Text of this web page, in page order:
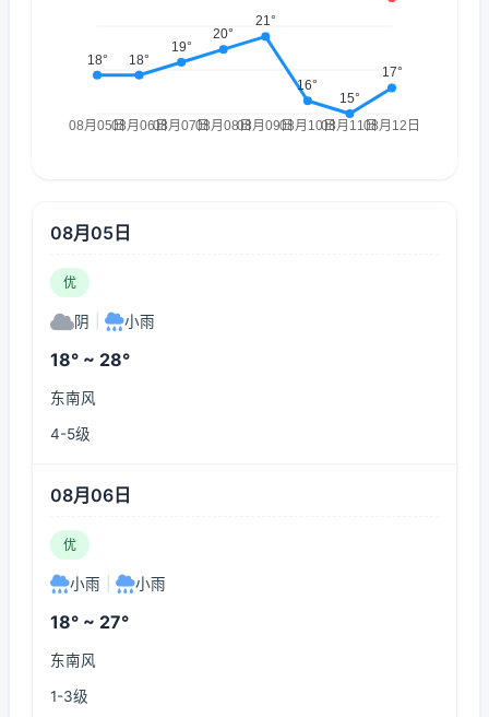
08月05日
优
阴 小雨
18° ~ 28°
东南风
4-5级
08月06日
优
小雨 小雨
18° ~ 27°
东南风
1-3级